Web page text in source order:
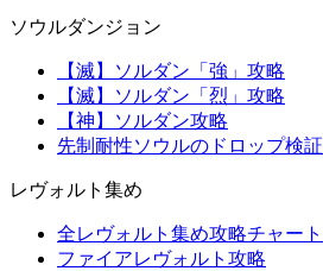
ソウルダンジョン
【滅】ソルダン「強」攻略
【滅】ソルダン「烈」攻略
【神】ソルダン攻略
先制耐性ソウルのドロップ検証
レヴォルト集め
全レヴォルト集め攻略チャート
ファイアレヴォルト攻略